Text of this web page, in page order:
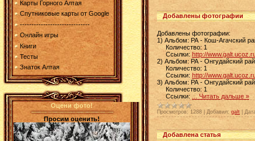
Карты Горного Алтая
Спутниковые карты от Google
------------------------------
Онлайн игры
Книги
Тесты
Знаток Алтая
Оцени фото!
Просим оценить!
Добавлены фотографии
Добавлены фотографии:
1) Альбом: РА - Кош-Агачский
Количество: 1
Ссылки: http://
2) Альбом: РА - Онгудайский
Количество: 1
Ссылки: http://
3) Альбом: РА - Онгудайский
Количество: 1
Ссылки: ... Читать дальше »
Просмотров: 1288 Добавил: galt
Добавлена статья